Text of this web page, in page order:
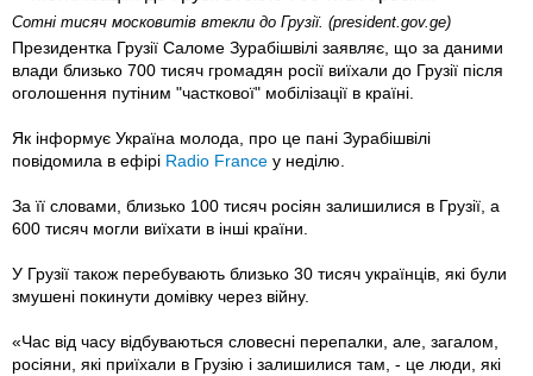
Сотні тисяч московитів втекли до Грузії. (president.gov.ge)
Президентка Грузії Саломе Зурабішвілі заявляє, що за даними
влади близько 700 тисяч громадян росії виїхали до Грузії після
оголошення путіним "часткової" мобілізації в країні.
Як інформує Україна молода, про це пані Зурабішвілі
повідомила в ефірі Radio France у неділю.
За її словами, близько 100 тисяч росіян залишилися в Грузії, а
600 тисяч могли виїхати в інші країни.
У Грузії також перебувають близько 30 тисяч українців, які були
змушені покинути домівку через війну.
«Час від часу відбуваються словесні перепалки, але, загалом,
росіяни, які приїхали в Грузію і залишилися там, - це люди, які